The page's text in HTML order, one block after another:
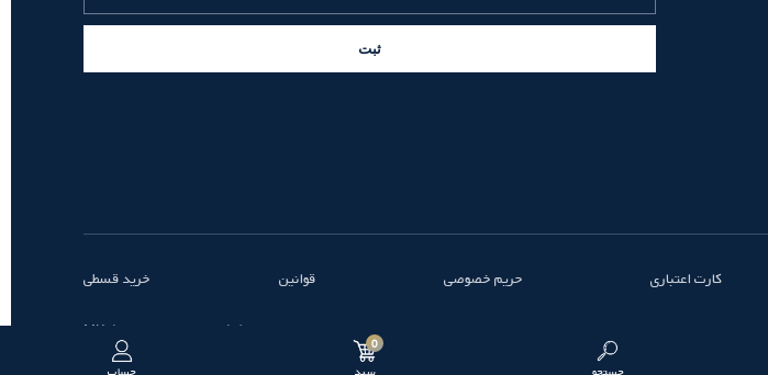
0
ثبت
کارت اعتباری حریم خصوصی قوانین خرید قسطی
طراحی و توسعه توسط MK